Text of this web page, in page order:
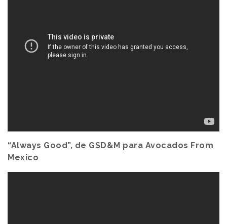
“Always Good”, de GSD&M para Avocados From
Mexico